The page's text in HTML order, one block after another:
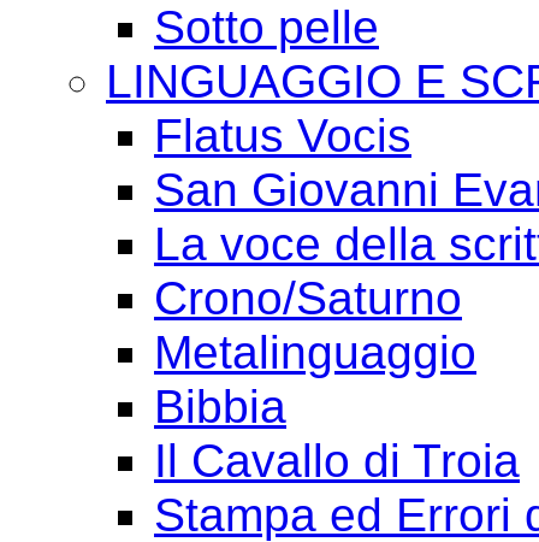
Sotto pelle
LINGUAGGIO E
Flatus Vocis
San Giovanni
La voce della
Crono/Saturno
Metalinguaggio
Bibbia
Il Cavallo di Troia
Stampa ed Errori